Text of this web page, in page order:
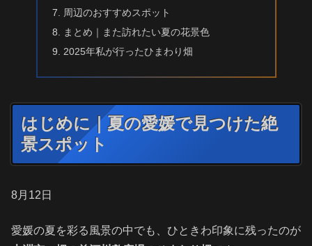
周辺のおすすめスポット
まとめ｜また訪れたい夏の花景色
2025年私が行ったひまわり畑
はじめに｜夏の愛媛で見つけた絶
景スポット
8月12日
愛媛の夏を彩る風景の中でも、ひときわ印象に残ったのが